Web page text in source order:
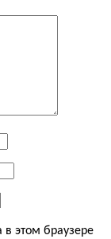
этом браузере